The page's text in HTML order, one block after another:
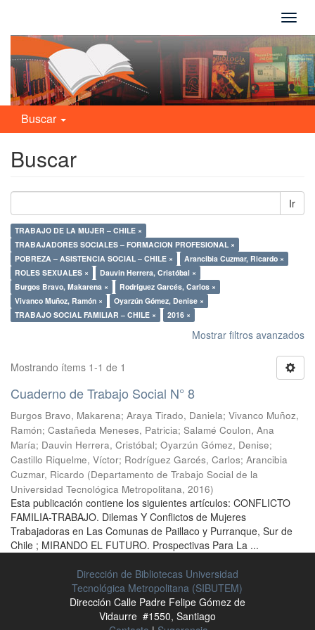
Buscar
Buscar
Ir
TRABAJO DE LA MUJER – CHILE ×
TRABAJADORES SOCIALES – FORMACION PROFESIONAL ×
POBREZA – ASISTENCIA SOCIAL – CHILE ×
Arancibia Cuzmar, Ricardo ×
ROLES SEXUALES ×
Dauvin Herrera, Cristóbal ×
Burgos Bravo, Makarena ×
Rodríguez Garcés, Carlos ×
Vivanco Muñoz, Ramón ×
Oyarzún Gómez, Denise ×
TRABAJO SOCIAL FAMILIAR – CHILE ×
2016 ×
Mostrar filtros avanzados
Mostrando ítems 1-1 de 1
Cuaderno de Trabajo Social N° 8
Burgos Bravo, Makarena; Araya Tirado, Daniela; Vivanco Muñoz,
Ramón; Castañeda Meneses, Patricia; Salamé Coulon, Ana
María; Dauvin Herrera, Cristóbal; Oyarzún Gómez, Denise;
Castillo Riquelme, Víctor; Rodríguez Garcés, Carlos; Arancibia
Cuzmar, Ricardo (Departamento de Trabajo Social de la
Universidad Tecnológica Metropolitana, 2016)
Esta publicación contiene los siguientes artículos: CONFLICTO
FAMILIA-TRABAJO. Dilemas Y Conflictos de Mujeres
Trabajadoras en Las Comunas de Paillaco y Purranque, Sur de
Chile ; MIRANDO EL FUTURO. Prospectivas Para La ...
Dirección de Bibliotecas Universidad
Tecnológica Metropolitana (SIBUTEM)
Dirección Calle Padre Felipe Gómez de
Vidaurre #1550, Santiago